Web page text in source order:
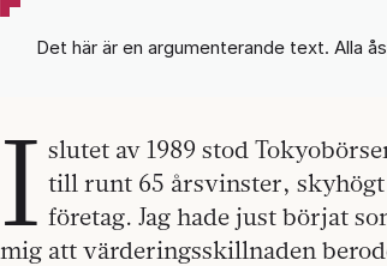
Det här är en argumenterande text. Alla
I slutet av 1989 stod
till runt 65 årsvinster, skyhögt
företag. Jag hade just börjat
mig att värderingsskillnaden